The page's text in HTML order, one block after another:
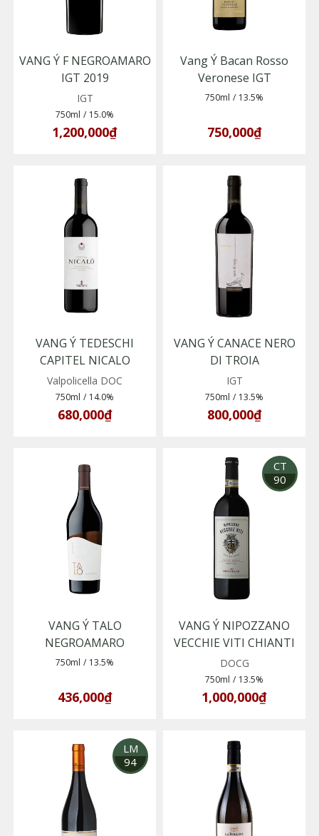
VANG Ý F NEGROAMARO
IGT 2019
IGT
750ml / 15.0%
1,200,000₫
Vang Ý Bacan Rosso
Veronese IGT
750ml / 13.5%
750,000₫
VANG Ý TEDESCHI
CAPITEL NICALO
VALPOLICELLA
SUPERIORE
Valpolicella DOC
750ml / 14.0%
680,000₫
VANG Ý CANACE NERO
DI TROIA
IGT
750ml / 13.5%
800,000₫
VANG Ý TALO
NEGROAMARO
750ml / 13.5%
436,000₫
CT
90
VANG Ý NIPOZZANO
VECCHIE VITI CHIANTI
RUFINA RISERVA 2016
DOCG
750ml / 13.5%
1,000,000₫
LM
94